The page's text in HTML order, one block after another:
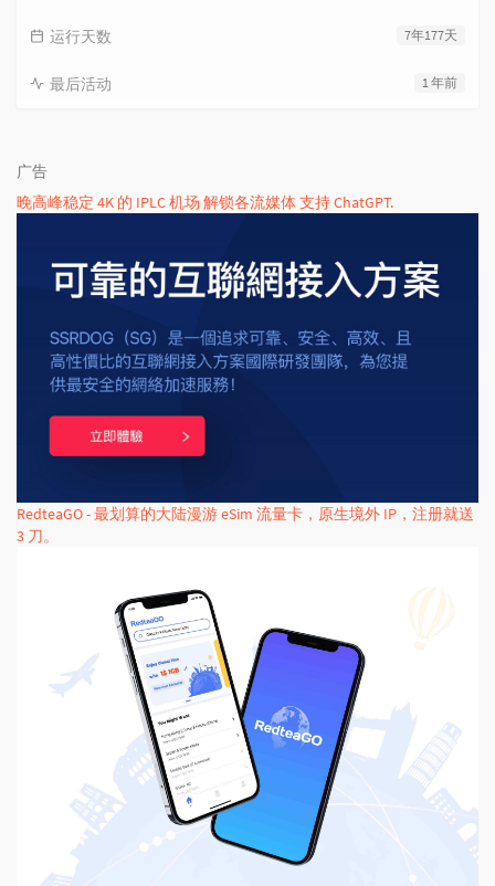
7年177天
运行天数
1 年前
最后活动
广告
晚高峰稳定 4K 的 IPLC 机场 解锁各流媒体 支持 ChatGPT.
RedteaGO - 最划算的大陆漫游 eSim 流量卡，原生境外 IP，注册就送
3 刀。